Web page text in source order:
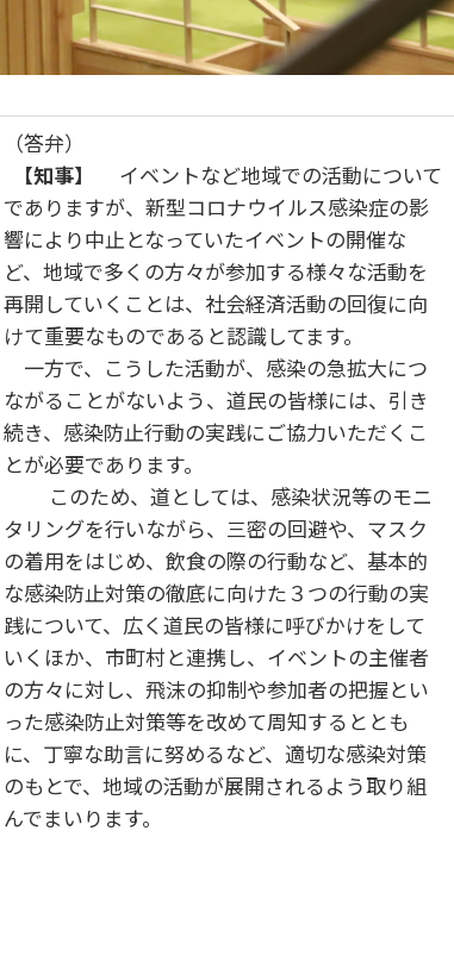
（答弁）
【知事】
イベントなど地域での活動について
でありますが、新型コロナウイルス感染症の影
響により中止となっていたイベントの開催な
ど、地域で多くの方々が参加する様々な活動を
再開していくことは、社会経済活動の回復に向
けて重要なものであると認識してます。
一方で、こうした活動が、感染の急拡大につ
ながることがないよう、道民の皆様には、引き
続き、感染防止行動の実践にご協力いただくこ
とが必要であります。
このため、道としては、感染状況等のモニ
タリングを行いながら、三密の回避や、マスク
の着用をはじめ、飲食の際の行動など、基本的
な感染防止対策の徹底に向けた３つの行動の実
践について、広く道民の皆様に呼びかけをして
いくほか、市町村と連携し、イベントの主催者
の方々に対し、飛沫の抑制や参加者の把握とい
った感染防止対策等を改めて周知するととも
に、丁寧な助言に努めるなど、適切な感染対策
のもとで、地域の活動が展開されるよう取り組
んでまいります。